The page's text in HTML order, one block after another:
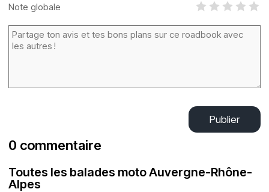
Note globale
Publier
0 commentaire
Toutes les balades moto Auvergne-Rhône-
Alpes